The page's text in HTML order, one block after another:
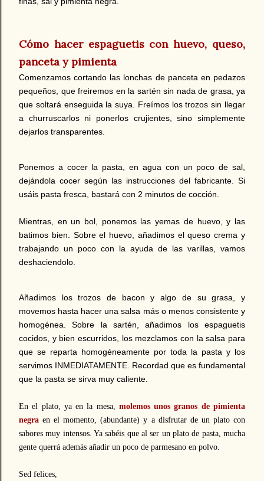
Cómo hacer espaguetis con huevo, queso,
panceta y pimienta
Comenzamos cortando las lonchas de panceta en pedazos
pequeños, que freiremos en la sartén sin nada de grasa, ya
que soltará enseguida la suya. Freímos los trozos sin llegar
a churruscarlos ni ponerlos crujientes, sino simplemente
dejarlos transparentes.
Ponemos a cocer la pasta, en agua con un poco de sal,
dejándola cocer según las instrucciones del fabricante. Si
usáis pasta fresca, bastará con 2 minutos de cocción.
Mientras, en un bol, ponemos las yemas de huevo, y las
batimos bien. Sobre el huevo, añadimos el queso crema y
trabajando un poco con la ayuda de las varillas, vamos
deshaciendolo.
Añadimos los trozos de bacon y algo de su grasa, y
movemos hasta hacer una salsa más o menos consistente y
homogénea. Sobre la sartén, añadimos los espaguetis
cocidos, y bien escurridos, los mezclamos con la salsa para
que se reparta homogéneamente por toda la pasta y los
servimos INMEDIATAMENTE. Recordad que es fundamental
que la pasta se sirva muy caliente.
En el plato, ya en la mesa, molemos unos granos de pimienta
negra en el momento, (abundante) y a disfrutar de un plato con
sabores muy intensos. Ya sabéis que al ser un plato de pasta, mucha
gente querrá además añadir un poco de parmesano en polvo.
Sed felices,